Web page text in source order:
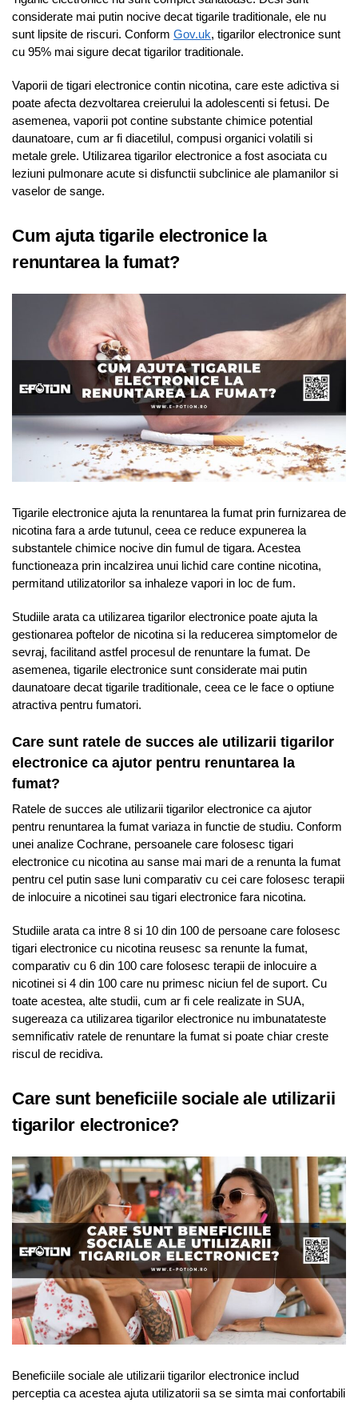
considerate mai putin nocive decat tigarile traditionale, ele nu
sunt lipsite de riscuri. Conform Gov.uk, tigarilor electronice sunt
cu 95% mai sigure decat tigarilor traditionale.
Vaporii de tigari electronice contin nicotina, care este adictiva si
poate afecta dezvoltarea creierului la adolescenti si fetusi. De
asemenea, vaporii pot contine substante chimice potential
daunatoare, cum ar fi diacetilul, compusi organici volatili si
metale grele. Utilizarea tigarilor electronice a fost asociata cu
leziuni pulmonare acute si disfunctii subclinice ale plamanilor si
vaselor de sange.
Cum ajuta tigarile electronice la
renuntarea la fumat?
Tigarile electronice ajuta la renuntarea la fumat prin furnizarea de
nicotina fara a arde tutunul, ceea ce reduce expunerea la
substantele chimice nocive din fumul de tigara. Acestea
functioneaza prin incalzirea unui lichid care contine nicotina,
permitand utilizatorilor sa inhaleze vapori in loc de fum.
Studiile arata ca utilizarea tigarilor electronice poate ajuta la
gestionarea poftelor de nicotina si la reducerea simptomelor de
sevraj, facilitand astfel procesul de renuntare la fumat. De
asemenea, tigarile electronice sunt considerate mai putin
daunatoare decat tigarile traditionale, ceea ce le face o optiune
atractiva pentru fumatori.
Care sunt ratele de succes ale utilizarii tigarilor
electronice ca ajutor pentru renuntarea la
fumat?
Ratele de succes ale utilizarii tigarilor electronice ca ajutor
pentru renuntarea la fumat variaza in functie de studiu. Conform
unei analize Cochrane, persoanele care folosesc tigari
electronice cu nicotina au sanse mai mari de a renunta la fumat
pentru cel putin sase luni comparativ cu cei care folosesc terapii
de inlocuire a nicotinei sau tigari electronice fara nicotina.
Studiile arata ca intre 8 si 10 din 100 de persoane care folosesc
tigari electronice cu nicotina reusesc sa renunte la fumat,
comparativ cu 6 din 100 care folosesc terapii de inlocuire a
nicotinei si 4 din 100 care nu primesc niciun fel de suport. Cu
toate acestea, alte studii, cum ar fi cele realizate in SUA,
sugereaza ca utilizarea tigarilor electronice nu imbunatateste
semnificativ ratele de renuntare la fumat si poate chiar creste
riscul de recidiva.
Care sunt beneficiile sociale ale utilizarii
tigarilor electronice?
Beneficiile sociale ale utilizarii tigarilor electronice includ
perceptia ca acestea ajuta utilizatorii sa se simta mai confortabili